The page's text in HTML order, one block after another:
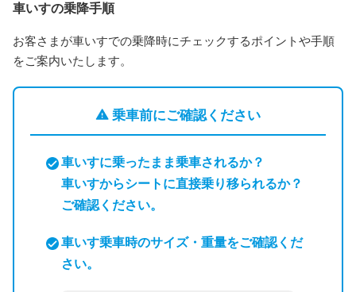
車いすの乗降手順
お客さまが車いすでの乗降時にチェックするポイントや手順
をご案内いたします。
乗車前にご確認ください
車いすに乗ったまま乗車されるか？
車いすからシートに直接乗り移られるか？
ご確認ください。
車いす乗車時のサイズ・重量をご確認くだ
さい。